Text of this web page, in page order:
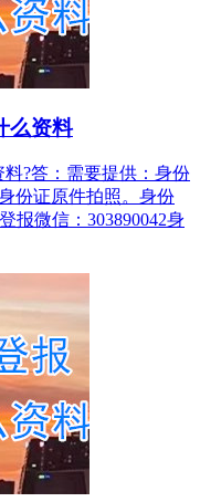
么资料
?答：需要提供：身份
份证原件拍照。身份
报微信：303890042身